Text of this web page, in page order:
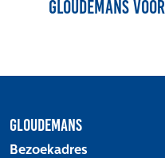
Gloudemans voor
Gloudemans
Bezoekadres